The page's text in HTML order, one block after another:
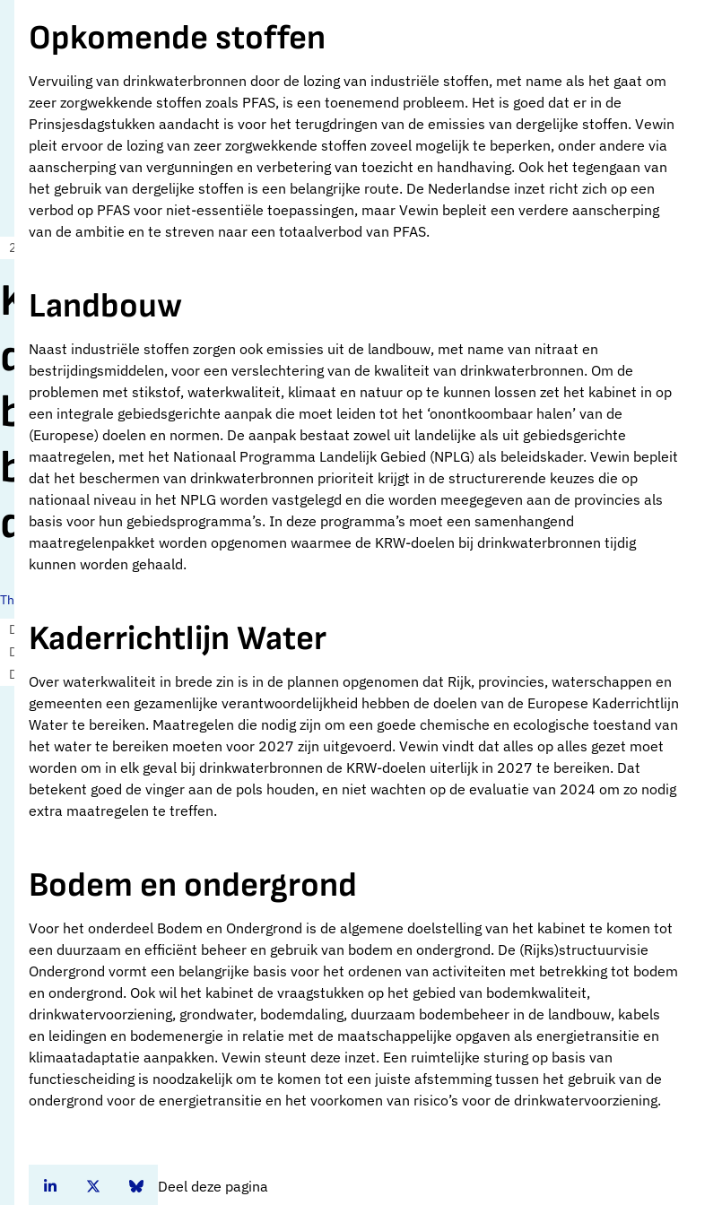
Kabinet moet
doorpakken bij
beschikbaarheid en
bescherming
drinkwaterbronnen
21 september 2022
Thema's:
Drinkwaterbronnen
Drinkwaterbronnen en landbouw
Drinkwaterbronnen en ondergrond
Drinkwaterbronnen en opkomende stoffen
Opkomende stoffen
Vervuiling van drinkwaterbronnen door de lozing van industriële stoffen, met name als het gaat om
zeer zorgwekkende stoffen zoals PFAS, is een toenemend probleem. Het is goed dat er in de
Prinsjesdagstukken aandacht is voor het terugdringen van de emissies van dergelijke stoffen. Vewin
pleit ervoor de lozing van zeer zorgwekkende stoffen zoveel mogelijk te beperken, onder andere via
aanscherping van vergunningen en verbetering van toezicht en handhaving. Ook het tegengaan van
het gebruik van dergelijke stoffen is een belangrijke route. De Nederlandse inzet richt zich op een
verbod op PFAS voor niet-essentiële toepassingen, maar Vewin bepleit een verdere aanscherping
van de ambitie en te streven naar een totaalverbod van PFAS.
Landbouw
Naast industriële stoffen zorgen ook emissies uit de landbouw, met name van nitraat en
bestrijdingsmiddelen, voor een verslechtering van de kwaliteit van drinkwaterbronnen. Om de
problemen met stikstof, waterkwaliteit, klimaat en natuur op te kunnen lossen zet het kabinet in op
een integrale gebiedsgerichte aanpak die moet leiden tot het ‘onontkoombaar halen’ van de
(Europese) doelen en normen. De aanpak bestaat zowel uit landelijke als uit gebiedsgerichte
maatregelen, met het Nationaal Programma Landelijk Gebied (NPLG) als beleidskader. Vewin bepleit
dat het beschermen van drinkwaterbronnen prioriteit krijgt in de structurerende keuzes die op
nationaal niveau in het NPLG worden vastgelegd en die worden meegegeven aan de provincies als
basis voor hun gebiedsprogramma’s. In deze programma’s moet een samenhangend
maatregelenpakket worden opgenomen waarmee de KRW-doelen bij drinkwaterbronnen tijdig
kunnen worden gehaald.
Kaderrichtlijn Water
Over waterkwaliteit in brede zin is in de plannen opgenomen dat Rijk, provincies, waterschappen en
gemeenten een gezamenlijke verantwoordelijkheid hebben de doelen van de Europese Kaderrichtlijn
Water te bereiken. Maatregelen die nodig zijn om een goede chemische en ecologische toestand van
het water te bereiken moeten voor 2027 zijn uitgevoerd. Vewin vindt dat alles op alles gezet moet
worden om in elk geval bij drinkwaterbronnen de KRW-doelen uiterlijk in 2027 te bereiken. Dat
betekent goed de vinger aan de pols houden, en niet wachten op de evaluatie van 2024 om zo nodig
extra maatregelen te treffen.
Bodem en ondergrond
Voor het onderdeel Bodem en Ondergrond is de algemene doelstelling van het kabinet te komen tot
een duurzaam en efficiënt beheer en gebruik van bodem en ondergrond. De (Rijks)structuurvisie
Ondergrond vormt een belangrijke basis voor het ordenen van activiteiten met betrekking tot bodem
en ondergrond. Ook wil het kabinet de vraagstukken op het gebied van bodemkwaliteit,
drinkwatervoorziening, grondwater, bodemdaling, duurzaam bodembeheer in de landbouw, kabels
en leidingen en bodemenergie in relatie met de maatschappelijke opgaven als energietransitie en
klimaatadaptatie aanpakken. Vewin steunt deze inzet. Een ruimtelijke sturing op basis van
functiescheiding is noodzakelijk om te komen tot een juiste afstemming tussen het gebruik van de
ondergrond voor de energietransitie en het voorkomen van risico’s voor de drinkwatervoorziening.
Deel deze pagina
Deel dit artikel op Linkedin
Deel dit artikel op Twitter
Deel dit artikel op Bluesky